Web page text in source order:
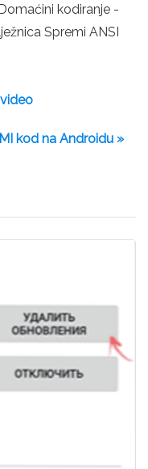
kodiranje -
Spremi ANSI
kod na Androidu »